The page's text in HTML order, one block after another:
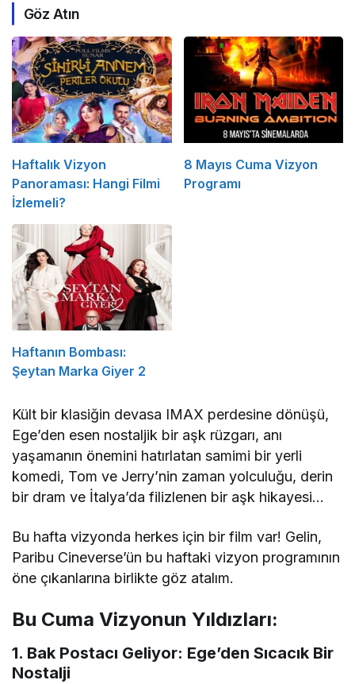
Göz Atın
Haftalık Vizyon
Panoraması: Hangi Filmi
İzlemeli?
8 Mayıs Cuma Vizyon
Programı
Haftanın Bombası:
Şeytan Marka Giyer 2
Kült bir klasiğin devasa IMAX perdesine dönüşü,
Ege’den esen nostaljik bir aşk rüzgarı, anı
yaşamanın önemini hatırlatan samimi bir yerli
komedi, Tom ve Jerry’nin zaman yolculuğu, derin
bir dram ve İtalya’da filizlenen bir aşk hikayesi…
Bu hafta vizyonda herkes için bir film var! Gelin,
Paribu Cineverse’ün bu haftaki vizyon programının
öne çıkanlarına birlikte göz atalım.
Bu Cuma Vizyonun Yıldızları:
1. Bak Postacı Geliyor: Ege’den Sıcacık Bir
Nostalji